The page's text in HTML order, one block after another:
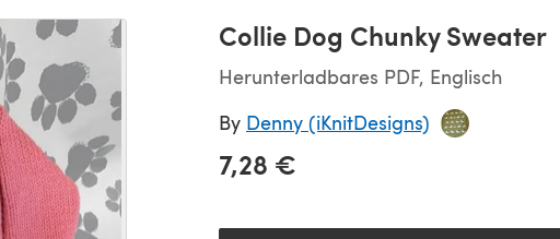
Collie Dog Chunky Sweater
Herunterladbares PDF, Englisch
By Denny (iKnitDesigns)
7,28 €